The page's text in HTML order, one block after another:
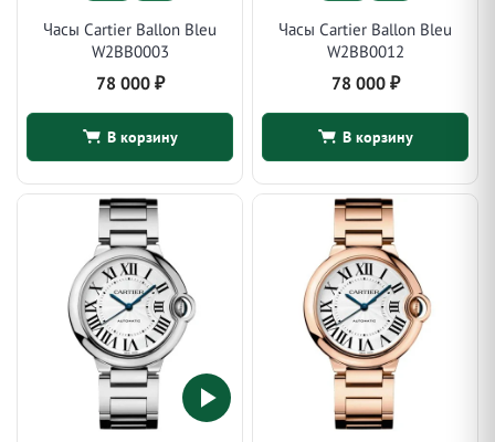
Часы Cartier Ballon Bleu
W2BB0003
78 000 ₽
В корзину
Часы Cartier Ballon Bleu
W2BB0012
78 000 ₽
В корзину